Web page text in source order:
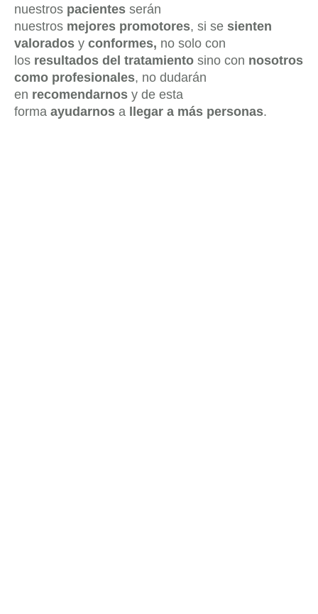
nuestros pacientes serán
nuestros mejores promotores, si se sienten
valorados y conformes, no solo con
los resultados del tratamiento sino con nosotros
como profesionales, no dudarán
en recomendarnos y de esta
forma ayudarnos a llegar a más personas.